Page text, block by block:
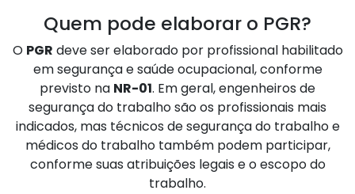
Quem pode elaborar o PGR?
O PGR deve ser elaborado por profissional habilitado
em segurança e saúde ocupacional, conforme
previsto na NR-01. Em geral, engenheiros de
segurança do trabalho são os profissionais mais
indicados, mas técnicos de segurança do trabalho e
médicos do trabalho também podem participar,
conforme suas atribuições legais e o escopo do
trabalho.